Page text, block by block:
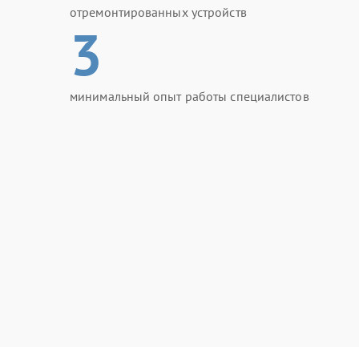
отремонтированных устройств
3
минимальный опыт работы специалистов